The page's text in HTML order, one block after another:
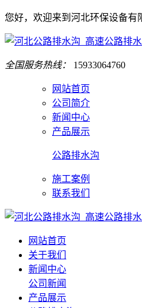
您好，欢迎来到河北环保设备有
全国服务热线： 15933064760
网站首页
公司简介
新闻中心
产品展示
公路排水沟
施工案例
联系我们
网站首页
关于我们
新闻中心
公司新闻
产品展示